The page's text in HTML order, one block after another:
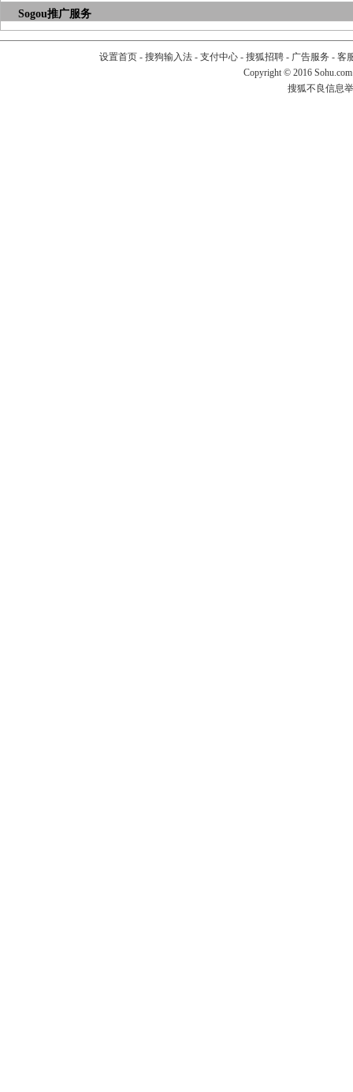
Sogou推广服务
设置首页- 搜狗输入法- 支付中心- 搜狐招聘- 广告服务 - 客
Copyright © 2016
搜狐不良信息